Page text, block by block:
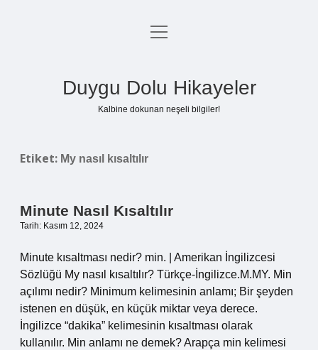
Anasayfa
menüyü
Duygu Dolu Hikayeler
Kalbine dokunan neşeli bilgiler!
Etiket: My nasıl kısaltılır
Minute Nasıl Kısaltılır
Tarih: Kasım 12, 2024
Minute kısaltması nedir? min. | Amerikan İngilizcesi
Sözlüğü My nasıl kısaltılır? Türkçe-İngilizce.M.MY. Min
açılımı nedir? Minimum kelimesinin anlamı; Bir şeyden
istenen en düşük, en küçük miktar veya derece.
İngilizce “dakika” kelimesinin kısaltması olarak
kullanılır. Min anlamı ne demek? Arapça min kelimesi